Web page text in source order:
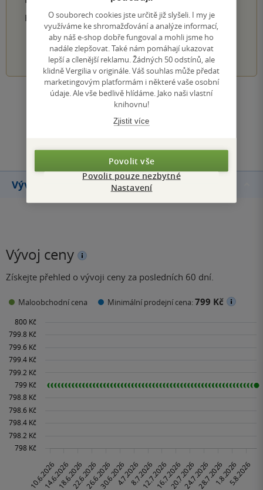
Hodnocení našich knihkupců: 0.0 z 5
1 2 3 4 5
Zobrazit všechna hodnocení
Vývoj ceny
Vývoj ceny
Získejte přehled o vývoji ceny za posledních 60 dní.
Maloobchodní cena Minimální prodejní cena:799 Kč
O souborech cookies jste určitě již slyšeli. I my je
využíváme ke shromažďování a analýze informací,
aby náš e-shop dobře fungoval a mohli jsme ho
nadále zlepšovat. Také nám pomáhají ukazovat
lepší a cílenější reklamu. Žádných 50 odstínů, ale
klidně Vergilia v originále. Váš souhlas může předat
marketingovým platformám i některé vaše osobní
údaje. Ale vše bedlivě hlídáme. Jako naši vlastní
knihovnu!
Zjistit více
Povolit vše
Povolit pouze nezbytné
Nastavení